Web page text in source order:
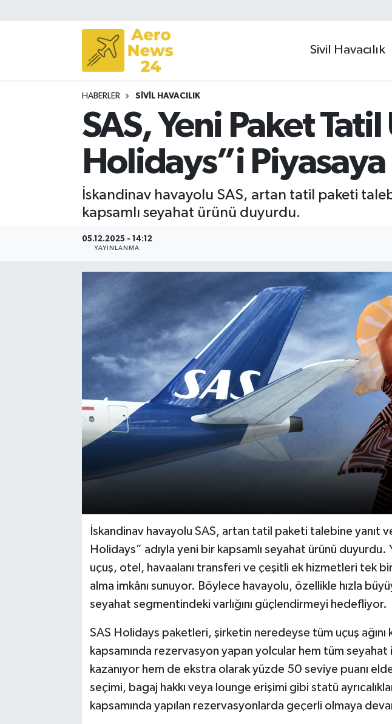
Sivil Havacılık
HABERLER SIVIL HAVACILIK
SAS, Yeni Paket
Holidays”i
İskandinav havayolu SAS, artan tatil paketi
kapsamlı seyahat ürünü duyurdu.
05.12.2025 - 14:12
YAYINLANMA
İskandinav havayolu SAS, artan tatil paketi talebine yanıt
Holidays” adıyla yeni bir kapsamlı seyahat ürünü
uçuş, otel, havaalanı transferi ve çeşitli ek hizmetleri tek
alma imkânı sunuyor. Böylece havayolu, özellikle hızla
seyahat segmentindeki varlığını güçlendirmeyi hedefliyor.
SAS Holidays paketleri, şirketin neredeyse tüm uçuş ağını
kapsamında rezervasyon yapan yolcular hem tüm seyahat
kazanıyor hem de ekstra olarak yüzde 50 seviye puanı
seçimi, bagaj hakkı veya lounge erişimi gibi statü
kapsamında yapılan rezervasyonlarda geçerli olmaya
Sivil Havacılık